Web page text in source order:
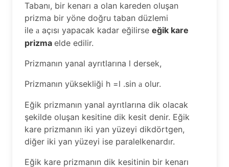
Tabanı, bir kenarı a olan kareden oluşan
prizma bir yöne doğru taban düzlemi
ile a açısı yapacak kadar eğilirse eğik kare
prizma elde edilir.
Prizmanın yanal ayrıtlarına l dersek,
Prizmanın yüksekliği h =l .sin a olur.
Eğik prizmanın yanal ayrıtlarına dik olacak
şekilde oluşan kesitine dik kesit denir. Eğik
kare prizmanın iki yan yüzeyi dikdörtgen,
diğer iki yan yüzeyi ise paralelkenardır.
Eğik kare prizmanın dik kesitinin bir kenarı